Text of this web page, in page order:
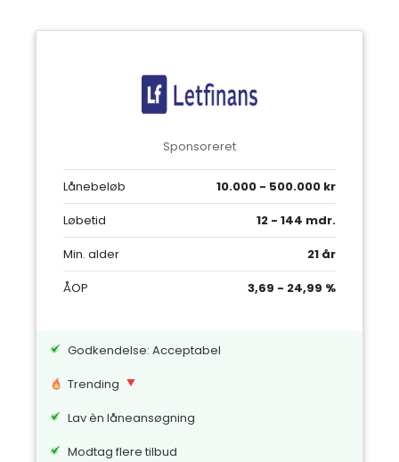
Sponsoreret
Lånebeløb
10.000 - 500.000 kr
Løbetid
12 - 144 mdr.
Min. alder
21 år
ÅOP
3,69 - 24,99 %
Godkendelse: Acceptabel
Trending
Lav èn låneansøgning
Modtag flere tilbud